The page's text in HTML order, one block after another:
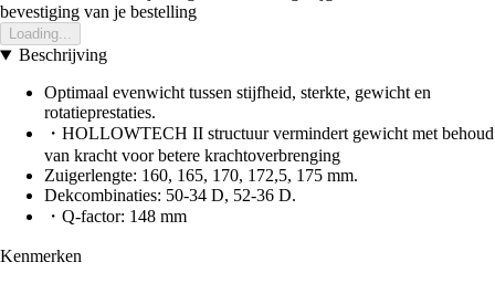
bevestiging van je bestelling
Loading...
Beschrijving
Optimaal evenwicht tussen stijfheid, sterkte, gewicht en
rotatieprestaties.
・HOLLOWTECH II structuur vermindert gewicht met behoud
van kracht voor betere krachtoverbrenging
Zuigerlengte: 160, 165, 170, 172,5, 175 mm.
Dekcombinaties: 50-34 D, 52-36 D.
・Q-factor: 148 mm
Kenmerken